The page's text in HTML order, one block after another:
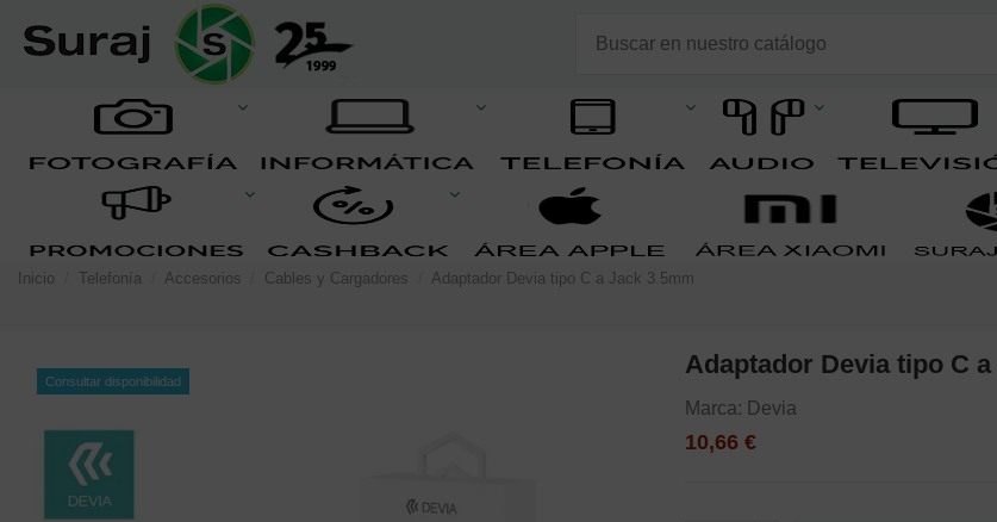
Inicio Telefonía Accesorios Cables y Cargadores Adaptador Devia tipo C a Jack 3.5mm
Consultar disponibilidad
Adaptador Devia tipo C
Marca: Devia
10,66 €